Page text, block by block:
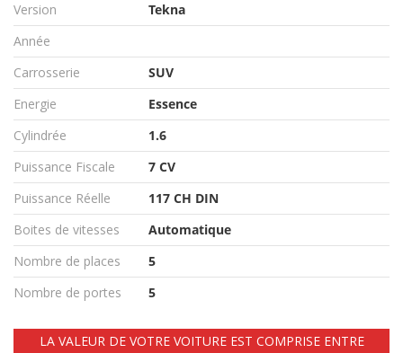
Version
Tekna
Année
Carrosserie
SUV
Energie
Essence
Cylindrée
1.6
Puissance Fiscale
7 CV
Puissance Réelle
117 CH DIN
Boites de vitesses
Automatique
Nombre de places
5
Nombre de portes
5
LA VALEUR DE VOTRE VOITURE EST COMPRISE ENTRE